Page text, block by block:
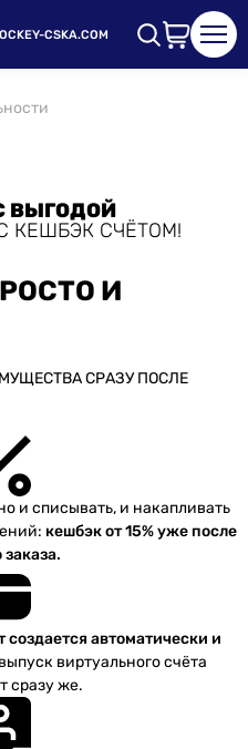
CSKA.COM
ВЫГОДОЙ
КЕШБЭК СЧЁТОМ!
И
СРАЗУ ПОСЛЕ
и списывать, и накапливать
кешбэк от 15% уже после
заказа.
создается автоматически и
виртуального счёта
сразу же.